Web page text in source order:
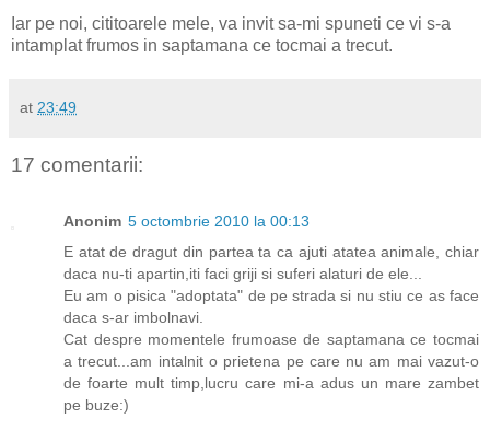
Iar pe noi, cititoarele mele, va invit sa-mi spuneti ce vi s-a
intamplat frumos in saptamana ce tocmai a trecut.
at 23:49
17 comentarii:
Anonim 5 octombrie 2010 la 00:13
E atat de dragut din partea ta ca ajuti atatea animale, chiar
daca nu-ti apartin,iti faci griji si suferi alaturi de ele...
Eu am o pisica "adoptata" de pe strada si nu stiu ce as face
daca s-ar imbolnavi.
Cat despre momentele frumoase de saptamana ce tocmai
a trecut...am intalnit o prietena pe care nu am mai vazut-o
de foarte mult timp,lucru care mi-a adus un mare zambet
pe buze:)